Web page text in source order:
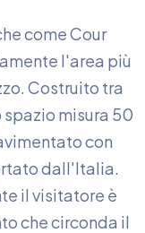
come Cour
l'area più
Costruito tra
spazio misura 50
con
dall'Italia.
il visitatore è
che circonda il